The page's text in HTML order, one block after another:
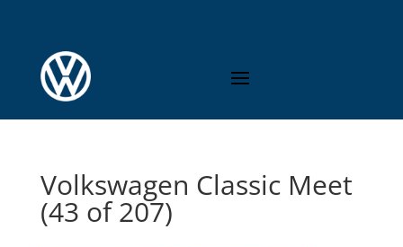
Volkswagen Classic Meet
(43 of 207)